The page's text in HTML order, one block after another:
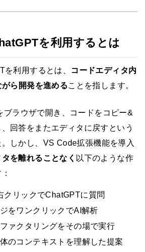
を利用するとは
利用するとは、
コードエディタ内
ら開発を進めることを指します。
ブラウザで開き、コードをコピー&
回答をまたエディタに戻すという
しかし、VS Code拡張機能を導入
を離れることなく 以下のような作
リックでChatGPTに質問
をワンクリックでAI解析
ァクタリングをその場で実行
のコンテキストを理解した提案